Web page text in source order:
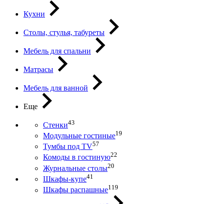
Кухни
Столы, стулья, табуреты
Мебель для спальни
Матрасы
Мебель для ванной
Еще
Стенки43
Модульные гостиные19
Тумбы под ТV57
Комоды в гостиную22
Журнальные столы20
Шкафы-купе41
Шкафы распашные119